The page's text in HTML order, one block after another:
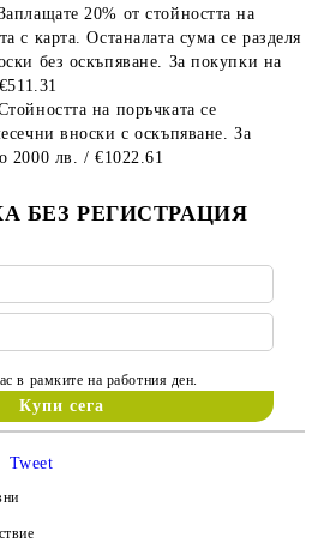
20% от стойността на
с карта. Останалата сума се разделя
без оскъпяване. За покупки на
на поръчката се
вноски с оскъпяване. За
2000 лв. / €1022.61
БЕЗ РЕГИСТРАЦИЯ
в рамките на работния ден.
Tweet